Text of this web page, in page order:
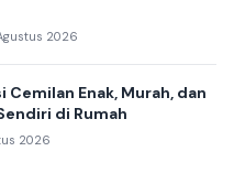
2026
Cemilan Enak, Murah, dan
di Rumah
2026